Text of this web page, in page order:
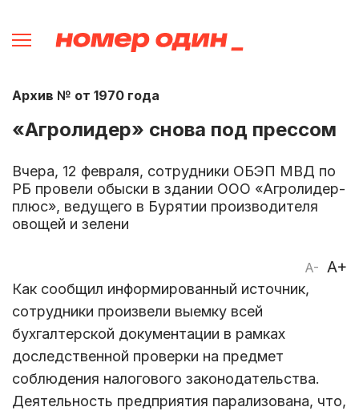
Архив № от 1970 года
«Агролидер» снова под прессом
Вчера, 12 февраля, сотрудники ОБЭП МВД по
РБ провели обыски в здании ООО «Агролидер-
плюс», ведущего в Бурятии производителя
овощей и зелени
A- A+
Как сообщил информированный источник,
сотрудники произвели выемку всей
бухгалтерской документации в рамках
доследственной проверки на предмет
соблюдения налогового законодательства.
Деятельность предприятия парализована, что,